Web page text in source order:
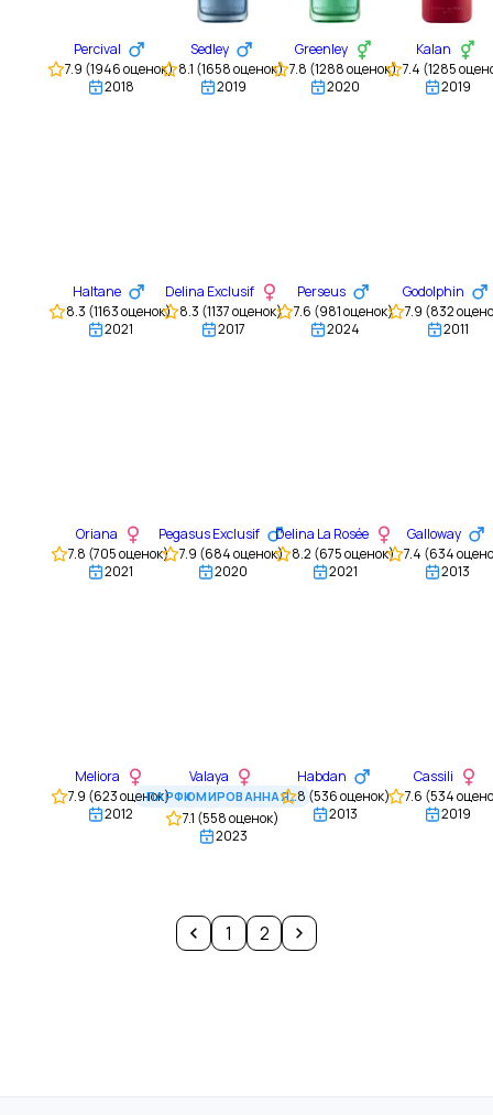
Percival
7.9 (1946оценок)
2018
Sedley
8.1 (1658оценок)
2019
Greenley
7.8 (1288оценок)
2020
Kalan
7.4 (1285
2019
Haltane
8.3 (1163оценок)
2021
Delina Exclusif
8.3 (1137оценок)
2017
Perseus
7.6 (981оценок)
2024
Godolphin
7.9 (832
2011
Oriana
7.8 (705оценок)
2021
Pegasus Exclusif
7.9 (684оценок)
2020
Delina La Rosée
8.2 (675оценок)
2021
Galloway
7.4 (634
2013
Meliora
7.9 (623оценок)
2012
Valaya
ПАРФЮМИРОВАННАЯ ВОДА
7.1 (558оценок)
2023
Habdan
8 (536оценок)
2013
Cassili
7.6 (534
2019
1 2